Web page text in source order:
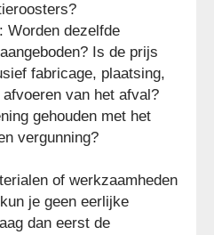
Worden dezelfde
Is de prijs
fabricage, plaatsing,
van het afval?
gehouden met het
vergunning?
of werkzaamheden
je geen eerlijke
dan eerst de